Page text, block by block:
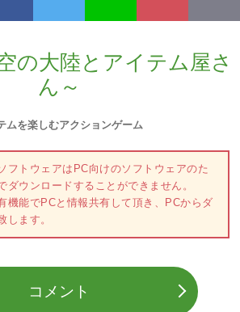
の大陸とアイテム屋さ
ん～
ムを楽しむアクションゲーム
フトウェアはPC向けのソフトウェアのた
ダウンロードすることができません。
機能でPCと情報共有して頂き、PCからダ
します。
コメント